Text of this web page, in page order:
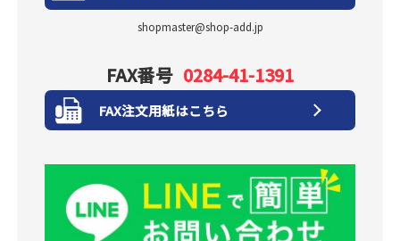
shopmaster@shop-add.jp
FAX番号 0284-41-1391
FAX注文用紙はこちら